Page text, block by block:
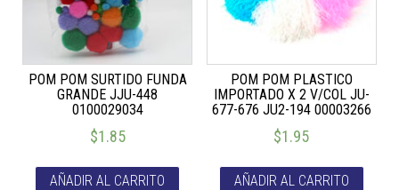
POM POM SURTIDO FUNDA
GRANDE JJU-448
0100029034
$1.85
AÑADIR AL CARRITO
POM POM PLASTICO
IMPORTADO X 2 V/COL JU-
677-676 JU2-194 00003266
$1.95
AÑADIR AL CARRITO